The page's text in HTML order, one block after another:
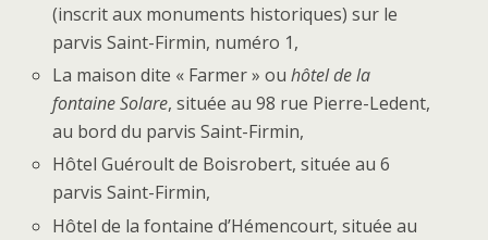
(inscrit aux monuments historiques) sur le
parvis Saint-Firmin, numéro 1,
La maison dite « Farmer » ouhôtel de la
fontaine Solare, située au 98 rue Pierre-Ledent,
au bord du parvis Saint-Firmin,
Hôtel Guéroult de Boisrobert, située au 6
parvis Saint-Firmin,
Hôtel de la fontaine d’Hémencourt, située au